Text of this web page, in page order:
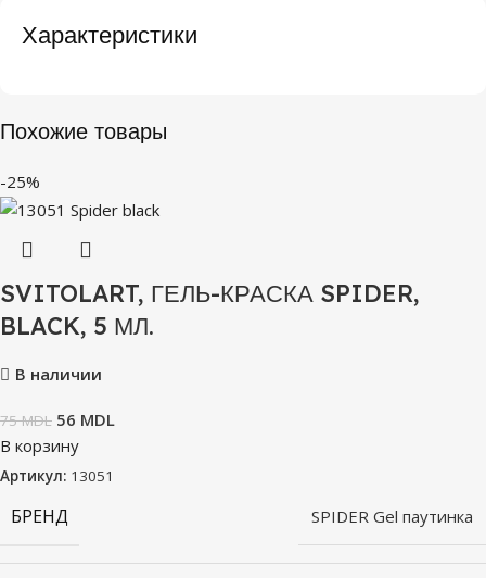
Характеристики
Похожие товары
-25%
SVITOLART, ГЕЛЬ-КРАСКА SPIDER,
BLACK, 5 МЛ.
В наличии
75MDL 56 MDL
В корзину
Артикул: 13051
БРЕНД SPIDER Gel паутинка